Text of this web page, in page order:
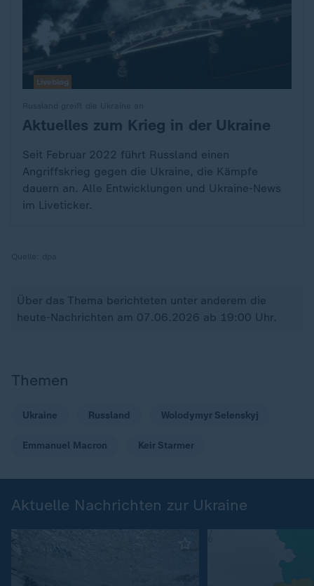
:
Aktuelles zum Krieg in der Ukraine
Seit Februar 2022 führt Russland einen
Angriffskrieg gegen die Ukraine, die Kämpfe
dauern an. Alle Entwicklungen und Ukraine-News
im Liveticker.
Liveblog
Über das Thema berichteten unter anderem die
heute-Nachrichten am 07.06.2026 ab 19:00 Uhr.
Themen
Ukraine Russland Wolodymyr Selenskyj
Emmanuel Macron Keir Starmer
Aktuelle Nachrichten zur Ukraine